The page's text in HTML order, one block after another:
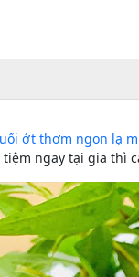
ớt thơm ngon lạ
ngay tại gia thì